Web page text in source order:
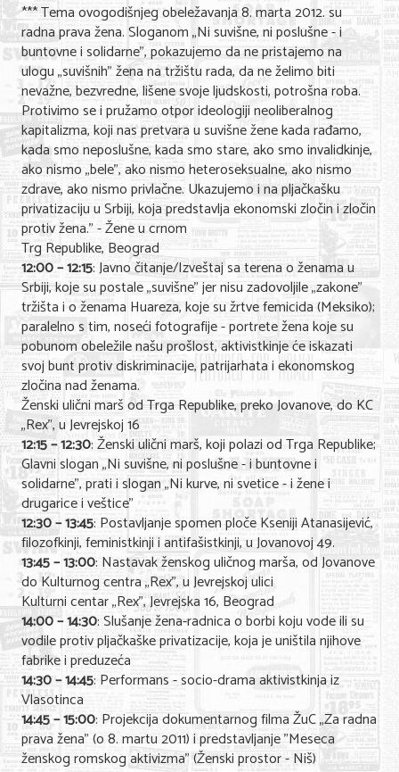
*** Tema ovogodišnjeg obeležavanja 8. marta 2012. su
radna prava žena. Sloganom „Ni suvišne, ni poslušne - i
buntovne i solidarne", pokazujemo da ne pristajemo na
ulogu „suvišnih" žena na tržištu rada, da ne želimo biti
nevažne, bezvredne, lišene svoje ljudskosti, potrošna roba.
Protivimo se i pružamo otpor ideologiji neoliberalnog
kapitalizma, koji nas pretvara u suvišne žene kada rađamo,
kada smo neposlušne, kada smo stare, ako smo invalidkinje,
ako nismo „bele", ako nismo heteroseksualne, ako nismo
zdrave, ako nismo privlačne. Ukazujemo i na pljačkašku
privatizaciju u Srbiji, koja predstavlja ekonomski zločin i zločin
protiv žena." - Žene u crnom
Trg Republike, Beograd
12:00 – 12:15: Javno čitanje/Izveštaj sa terena o ženama u
Srbiji, koje su postale „suvišne" jer nisu zadovoljile „zakone"
tržišta i o ženama Huareza, koje su žrtve femicida (Meksiko);
paralelno s tim, noseći fotografije - portrete žena koje su
pobunom obeležile našu prošlost, aktivistkinje će iskazati
svoj bunt protiv diskriminacije, patrijarhata i ekonomskog
zločina nad ženama.
Ženski ulični marš od Trga Republike, preko Jovanove, do KC
„Rex", u Jevrejskoj 16
12:15 – 12:30: Ženski ulični marš, koji polazi od Trga Republike;
Glavni slogan „Ni suvišne, ni poslušne - i buntovne i
solidarne", prati i slogan „Ni kurve, ni svetice - i žene i
drugarice i veštice"
12:30 – 13:45: Postavljanje spomen ploče Kseniji Atanasijević,
filozofkinji, feministkinji i antifašistkinji, u Jovanovoj 49.
13:45 – 13:00: Nastavak ženskog uličnog marša, od Jovanove
do Kulturnog centra „Rex", u Jevrejskoj ulici
Kulturni centar „Rex", Jevrejska 16, Beograd
14:00 – 14:30: Slušanje žena-radnica o borbi koju vode ili su
vodile protiv pljačkaške privatizacije, koja je uništila njihove
fabrike i preduzeća
14:30 – 14:45: Performans - socio-drama aktivistkinja iz
Vlasotinca
14:45 – 15:00: Projekcija dokumentarnog filma ŽuC „Za radna
prava žena" (o 8. martu 2011) i predstavljanje "Meseca
ženskog romskog aktivizma" (Ženski prostor - Niš)